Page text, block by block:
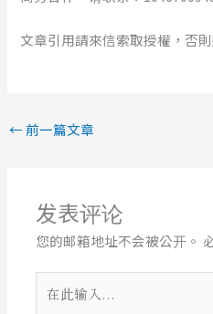
文章引用請來信索取授權，否
← 前一篇文章
发表评论
您的邮箱地址不会被公开。
此